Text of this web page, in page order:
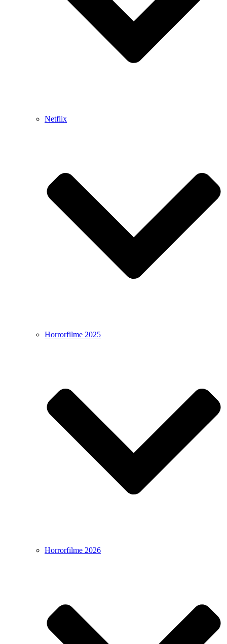
Netflix
Horrorfilme 2025
Horrorfilme 2026